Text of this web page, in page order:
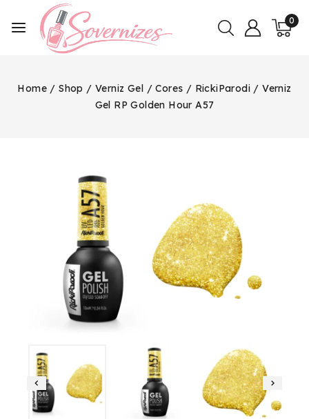
0
Home / Shop / Verniz Gel / Cores / RickiParodi / Verniz
Gel RP Golden Hour A57